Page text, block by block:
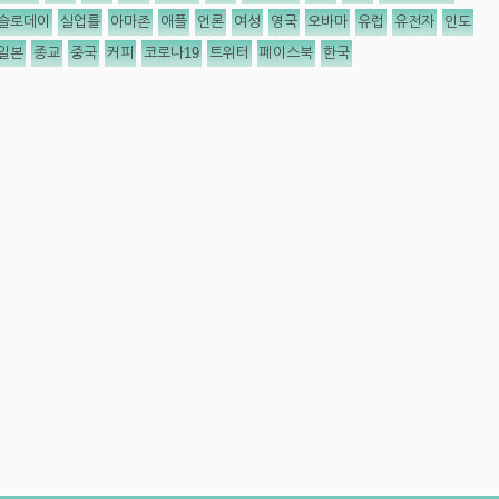
로데이 실업률 아마존 애플 언론 여성 영국 오바마 유럽 유전자 인도
본 종교 중국 커피 코로나19 트위터 페이스북 한국